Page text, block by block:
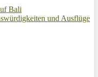
Bali
und Ausflüge